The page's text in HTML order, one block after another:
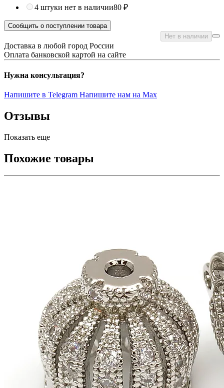
4 штуки нет в наличии80 ₽
Сообщить о поступлении товара
Нет в наличии
Доставка в любой город России
Оплата банковской картой на сайте
Нужна консультация?
Напишите в Telegram Напишите нам на Max
Отзывы
Показать еще
Похожие товары